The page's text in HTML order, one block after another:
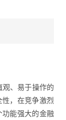
、易于操作的
，在竞争激烈
能强大的金融